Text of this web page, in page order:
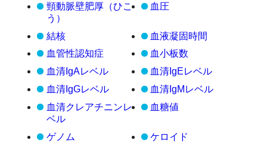
頸動脈壁肥厚（ひこ
う）
血圧
結核
血液凝固時間
血管性認知症
血小板数
血清IgAレベル
血清IgEレベル
血清IgGレベル
血清IgMレベル
血清クレアチニンレ
ベル
血糖値
ゲノム ケロイド